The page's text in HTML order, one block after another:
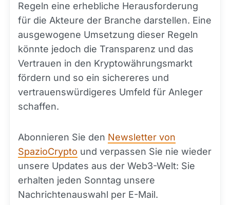
Regeln eine erhebliche Herausforderung
für die Akteure der Branche darstellen. Eine
ausgewogene Umsetzung dieser Regeln
könnte jedoch die Transparenz und das
Vertrauen in den Kryptowährungsmarkt
fördern und so ein sichereres und
vertrauenswürdigeres Umfeld für Anleger
schaffen.
Abonnieren Sie den Newsletter von
SpazioCrypto und verpassen Sie nie wieder
unsere Updates aus der Web3-Welt: Sie
erhalten jeden Sonntag unsere
Nachrichtenauswahl per E-Mail.